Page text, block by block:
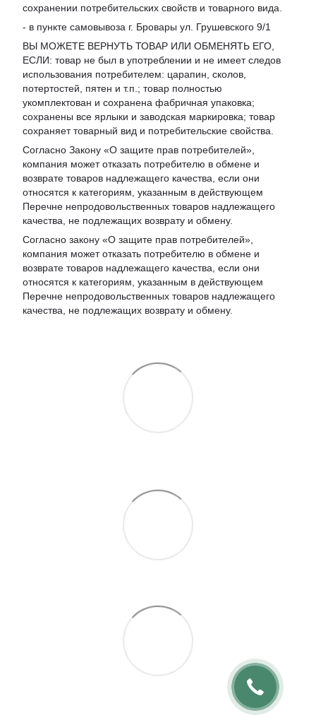
сохранении потребительских свойств и товарного вида.
- в пункте самовывоза г. Бровары ул. Грушевского 9/1
ВЫ МОЖЕТЕ ВЕРНУТЬ ТОВАР ИЛИ ОБМЕНЯТЬ ЕГО,
ЕСЛИ: товар не был в употреблении и не имеет следов
использования потребителем: царапин, сколов,
потертостей, пятен и т.п.; товар полностью
укомплектован и сохранена фабричная упаковка;
сохранены все ярлыки и заводская маркировка; товар
сохраняет товарный вид и потребительские свойства.
Согласно Закону «О защите прав потребителей»,
компания может отказать потребителю в обмене и
возврате товаров надлежащего качества, если они
относятся к категориям, указанным в действующем
Перечне непродовольственных товаров надлежащего
качества, не подлежащих возврату и обмену.
Согласно закону «О защите прав потребителей»,
компания может отказать потребителю в обмене и
возврате товаров надлежащего качества, если они
относятся к категориям, указанным в действующем
Перечне непродовольственных товаров надлежащего
качества, не подлежащих возврату и обмену.